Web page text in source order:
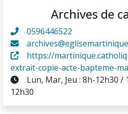
Archives de
0596446522
https://
extrait-copie-acte-bapteme-
Lun, Mar, Jeu : 8h-12h30 /
12h30